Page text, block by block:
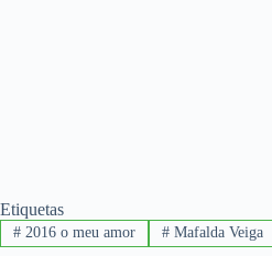
Etiquetas
#2016 o meu amor #Mafalda Veiga